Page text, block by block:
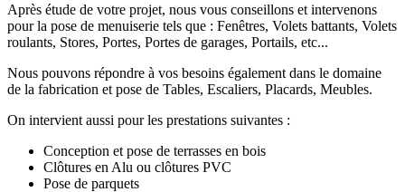
Après étude de votre projet, nous vous conseillons et intervenons
pour la pose de menuiserie tels que : Fenêtres, Volets battants, Volets
roulants, Stores, Portes, Portes de garages, Portails, etc...
Nous pouvons répondre à vos besoins également dans le domaine
de la fabrication et pose de Tables, Escaliers, Placards, Meubles.
On intervient aussi pour les prestations suivantes :
Conception et pose de terrasses en bois
Clôtures en Alu ou clôtures PVC
Pose de parquets